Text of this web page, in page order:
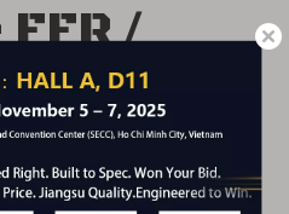
/
et les émissions de faible
FFR / LSZH. Ces